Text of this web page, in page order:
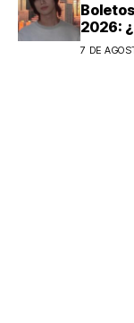
2026:
7 DE